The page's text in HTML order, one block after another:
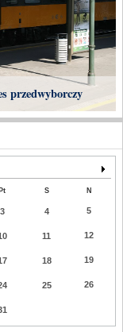
przedwyborczy
Pt S N
3 4 5
11 12
18 19
25 26